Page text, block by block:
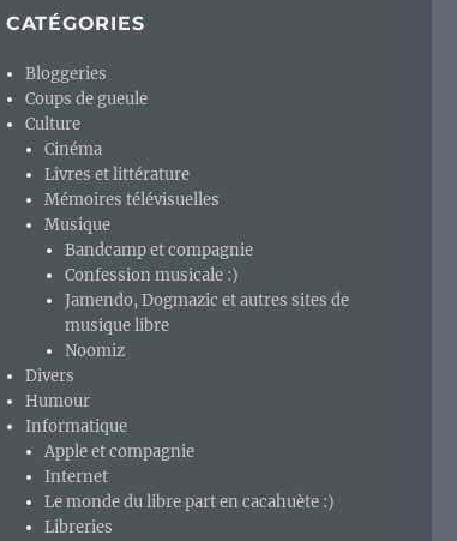
CATÉGORIES
Bloggeries
Coups de gueule
Culture
Cinéma
Livres et littérature
Mémoires télévisuelles
Musique
Bandcamp et compagnie
Confession musicale :)
Jamendo, Dogmazic et autres sites de
musique libre
Noomiz
Divers
Humour
Informatique
Apple et compagnie
Internet
Le monde du libre part en cacahuète :)
Libreries